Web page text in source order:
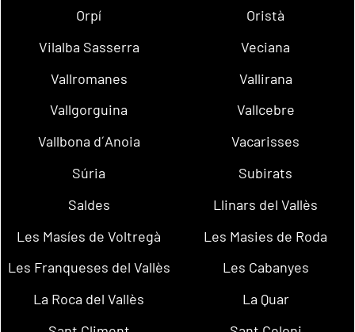
Orpí
Oristà
Vilalba Sasserra
Veciana
Vallromanes
Vallirana
Vallgorguina
Vallcebre
Vallbona d´Anoia
Vacarisses
Súria
Subirats
Saldes
Llinars del Vallès
Les Masíes de Voltregà
Les Masies de Roda
Les Franqueses del Vallès
Les Cabanyes
La Roca del Vallès
La Quar